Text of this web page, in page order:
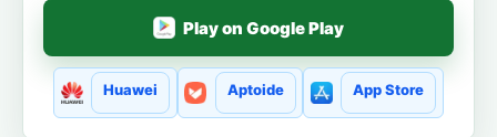
Play on Google Play
Huawei Aptoide App Store